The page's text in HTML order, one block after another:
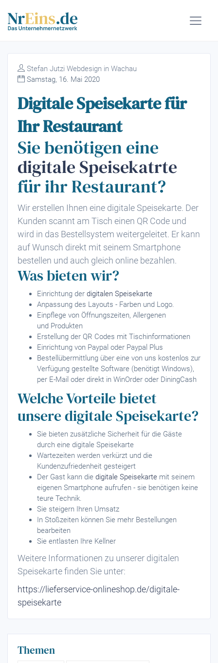
Stefan Jutzi Webdesign in Wachau
Samstag, 16. Mai 2020
Digitale Speisekarte für
Ihr Restaurant
Sie benötigen eine
digitale Speisekatrte
für ihr Restaurant?
Wir erstellen Ihnen eine digitale Speisekarte. Der
Kunden scannt am Tisch einen QR Code und
wird in das Bestellsystem weitergeleitet. Er kann
auf Wunsch direkt mit seinem Smartphone
bestellen und auch gleich online bezahlen.
Was bieten wir?
Einrichtung der digitalen Speisekarte
Anpassung des Layouts - Farben und Logo.
Einpflege von Öffnungszeiten, Allergenen
und Produkten
Erstellung der QR Codes mit Tischinformationen
Einrichtung von Paypal oder Paypal Plus
Bestellübermittlung über eine von uns kostenlos zur
Verfügung gestellte Software (benötigt Windows),
per E-Mail oder direkt in WinOrder oder DiningCash
Welche Vorteile bietet
unsere digitale Speisekarte?
Sie bieten zusätzliche Sicherheit für die Gäste
durch eine digitale Speisekarte
Wartezeiten werden verkürzt und die
Kundenzufriedenheit gesteigert
Der Gast kann die digitale Speisekarte mit seinem
eigenen Smartphone aufrufen - sie benötigen keine
teure Technik.
Sie steigern Ihren Umsatz
In Stoßzeiten können Sie mehr Bestellungen
bearbeiten
Sie entlasten Ihre Kellner
Weitere Informationen zu unserer digitalen
Speisekarte finden Sie unter:
https://lieferservice-onlineshop.de/digitale-
speisekarte
Themen